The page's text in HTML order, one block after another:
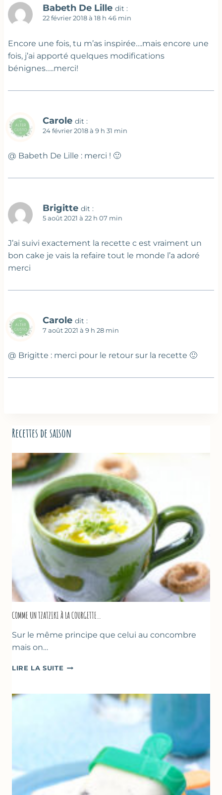
Babeth De Lille dit :
22 février 2018 à 18 h 46 min
Encore une fois, tu m’as inspirée….mais encore une
fois, j’ai apporté quelques modifications
bénignes…..merci!
Carole dit :
24 février 2018 à 9 h 31 min
@ Babeth De Lille : merci ! 🙂
Brigitte dit :
5 août 2021 à 22 h 07 min
J’ai suivi exactement la recette c est vraiment un
bon cake je vais la refaire tout le monde l’a adoré
merci
Carole dit :
7 août 2021 à 9 h 28 min
@ Brigitte : merci pour le retour sur la recette 🙂
Recettes de saison
COMME UN TZATZIKI À LA COURGETTE…
Sur le même principe que celui au concombre
mais on…
LIRE LA SUITE COMME
À
COURGETTE…